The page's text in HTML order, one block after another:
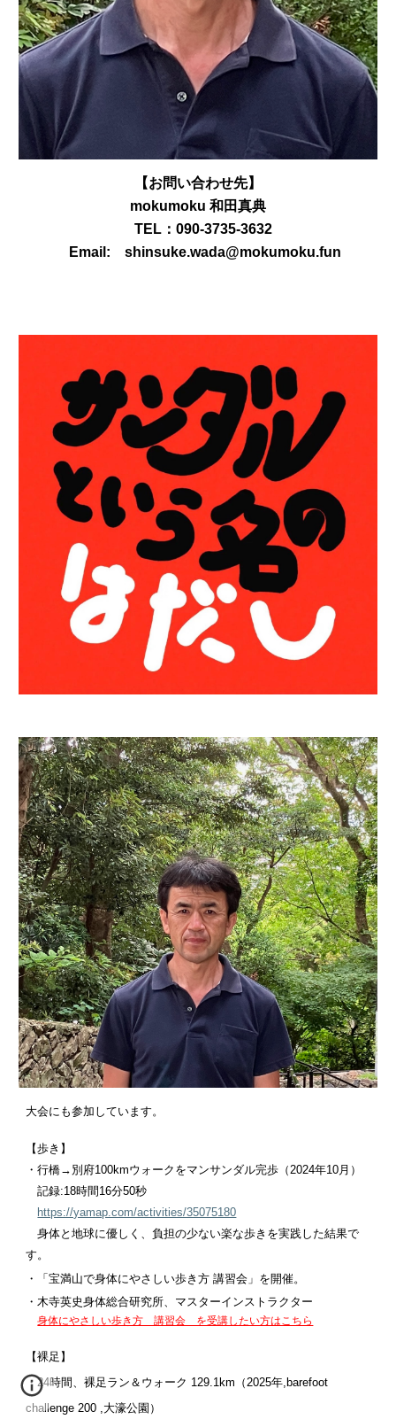
【お問い合わせ先】
mokumoku 和田真典
TEL：090-3735-3632
Email: shinsuke.wada@mokumoku.fun
大会にも参加しています。
【歩き】
・行橋→別府100kmウォークをマンサンダル完歩（2024年10月）
記録:18時間16分50秒
https://yamap.com/activities/35075180
身体と地球に優しく、負担の少ない楽な歩きを実践した結果で
す。
・「宝満山で身体にやさしい歩き方 講習会」を開催。
・木寺英史身体総合研究所、マスターインストラクター
身体にやさしい歩き方 講習会 を受講したい方はこちら
【裸足】
・24時間、裸足ラン＆ウォーク 129.1km（2025年,barefoot
challenge 200 ,大濠公園）